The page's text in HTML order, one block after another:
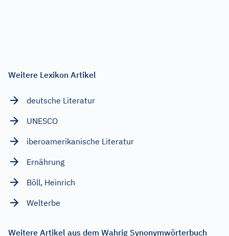
Weitere Lexikon Artikel
deutsche Literatur
UNESCO
iberoamerikanische Literatur
Ernährung
Böll, Heinrich
Welterbe
Weitere Artikel aus dem Wahrig Synonymwörterbuch